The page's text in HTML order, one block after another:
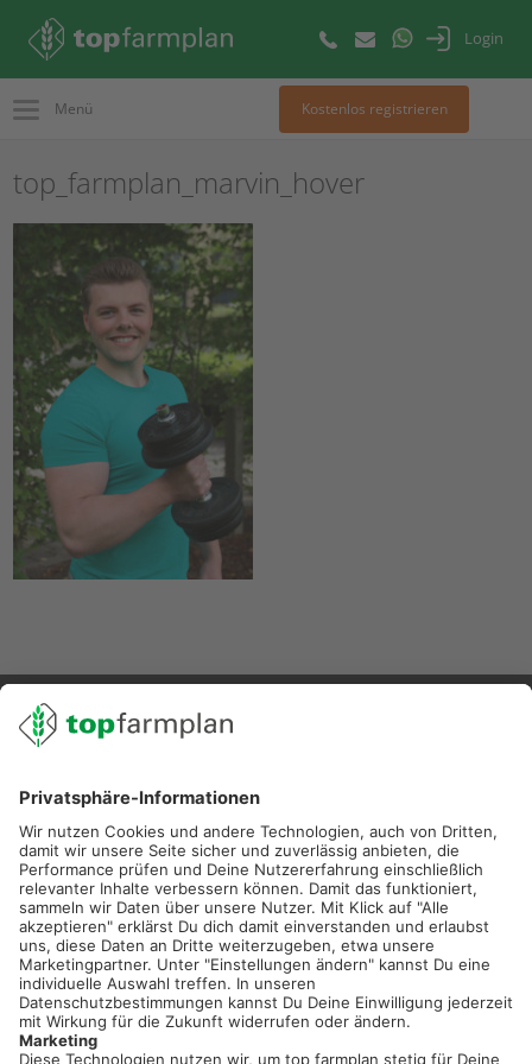
Login
Menü Kostenlos registrieren
top_farmplan_marvin_hover
02501 801 44 84
service@topfarmplan.de
Sei immer auf dem Laufenden!
Neue Features, spannende Tipps und hilfreiche Anleitungen!